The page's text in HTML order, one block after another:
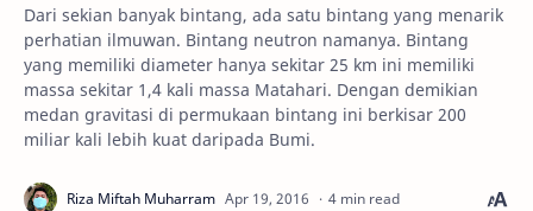
Dari sekian banyak bintang, ada satu bintang yang menarik
perhatian ilmuwan. Bintang neutron namanya. Bintang
yang memiliki diameter hanya sekitar 25 km ini memiliki
massa sekitar 1,4 kali massa Matahari. Dengan demikian
medan gravitasi di permukaan bintang ini berkisar 200
miliar kali lebih kuat daripada Bumi.
4 min read